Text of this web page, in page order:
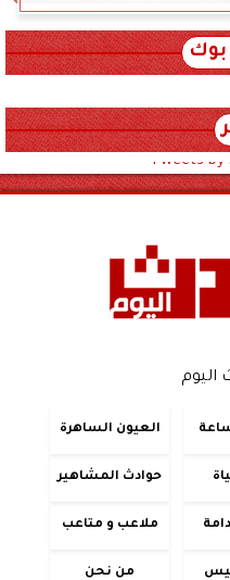
Tweets by
اليوم
العيون الساهرة
حوادث المشاهير
ملاعب و متاعب
من نحن